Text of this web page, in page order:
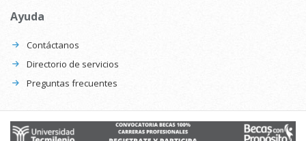
Ayuda
Contáctanos
Directorio de servicios
Preguntas frecuentes